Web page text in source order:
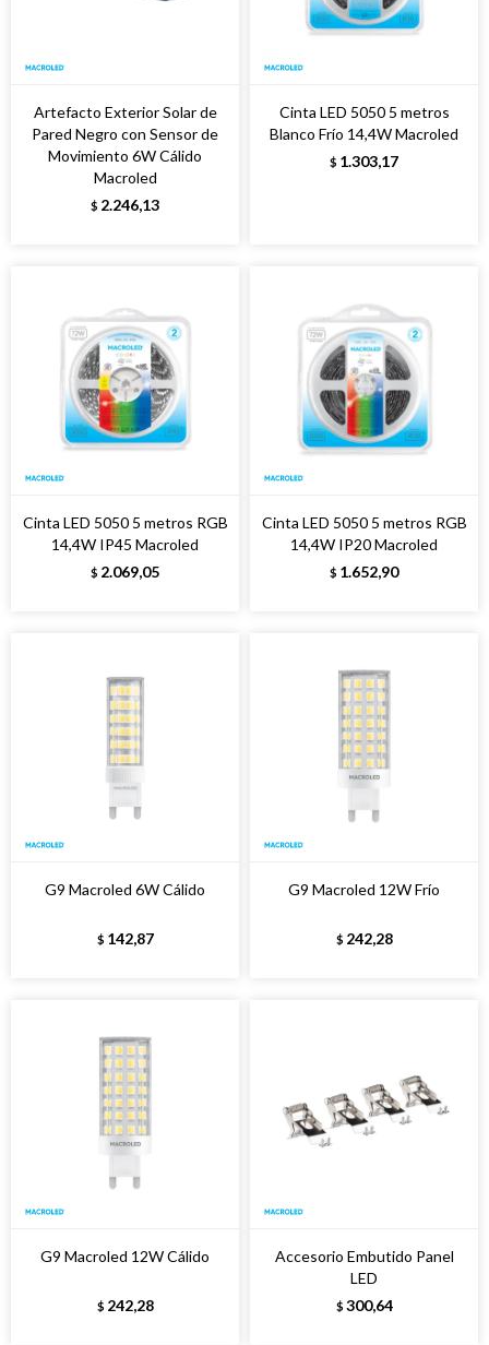
Artefacto Exterior Solar de
Pared Negro con Sensor de
Movimiento 6W Cálido
Macroled
$ 2.246,13
Cinta LED 5050 5 metros
Blanco Frío 14,4W Macroled
$ 1.303,17
Cinta LED 5050 5 metros RGB
14,4W IP45 Macroled
$ 2.069,05
Cinta LED 5050 5 metros RGB
14,4W IP20 Macroled
$ 1.652,90
G9 Macroled 6W Cálido
$ 142,87
G9 Macroled 12W Frío
$ 242,28
G9 Macroled 12W Cálido
$ 242,28
Accesorio Embutido Panel
LED
$ 300,64